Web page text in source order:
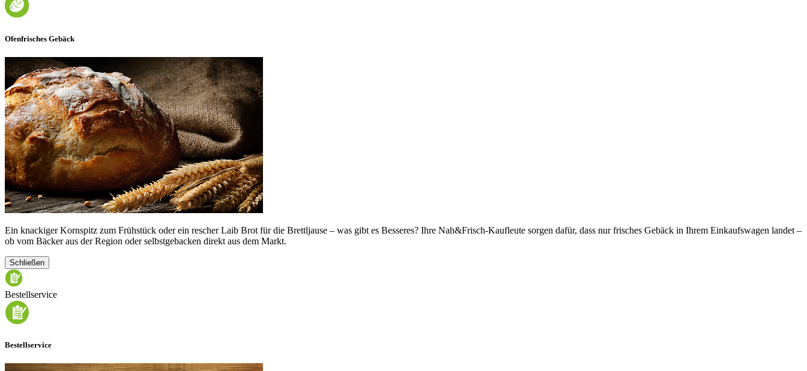
Ofenfrisches Gebäck
Ein knackiger Kornspitz zum Frühstück oder ein rescher Laib Brot für die Brettljause – was gibt es Besseres? Ihre Nah&Frisch-Kaufleute sorgen dafür, dass nur frisches Gebäck in Ihrem Einkaufswagen landet –
ob vom Bäcker aus der Region oder selbstgebacken direkt aus dem Markt.
Schließen
Bestellservice
Bestellservice